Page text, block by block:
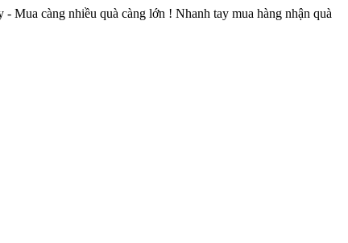
Mua càng nhiều quà càng lớn ! Nhanh tay mua hàng nhận quà